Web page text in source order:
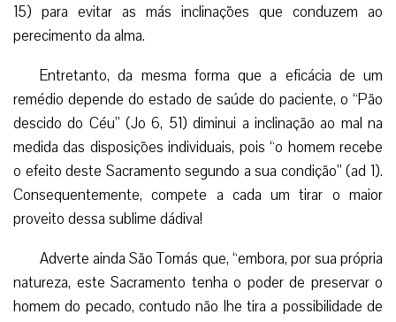
15) para evitar as más inclinações que conduzem ao
perecimento da alma.
Entretanto, da mesma forma que a eficácia de um
remédio depende do estado de saúde do paciente, o “Pão
descido do Céu” (Jo 6, 51) diminui a inclinação ao mal na
medida das disposições individuais, pois “o homem recebe
o efeito deste Sacramento segundo a sua condição” (ad 1).
Consequentemente, compete a cada um tirar o maior
proveito dessa sublime dádiva!
Adverte ainda São Tomás que, “embora, por sua própria
natureza, este Sacramento tenha o poder de preservar o
homem do pecado, contudo não lhe tira a possibilidade de